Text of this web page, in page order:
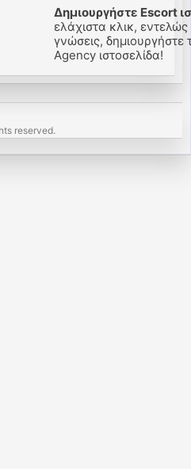
Δημιουργήστε Escort
ελάχιστα κλικ,
γνώσεις, δημιουργήστε
Agency ιστοσελίδα!
reserved.